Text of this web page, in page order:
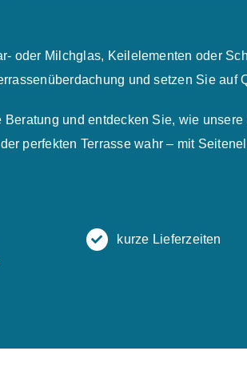
oder Milchglas, Keilelementen oder
und setzen Sie auf
und entdecken Sie, wie
perfekten Terrasse wahr – mit
kurze Lieferzeiten